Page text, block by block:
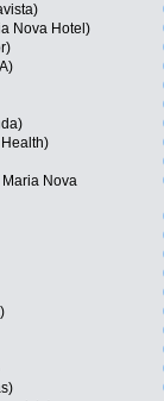
Nova Hotel)
Nova